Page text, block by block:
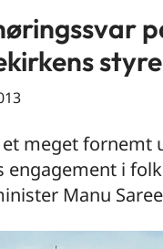
et meget fornemt
engagement i
Manu